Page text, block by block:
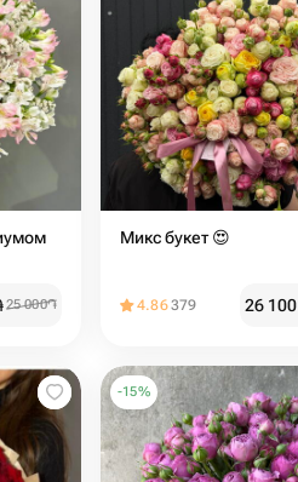
25 000֏
Микс букет 😍
4.86379 26 100
-15%